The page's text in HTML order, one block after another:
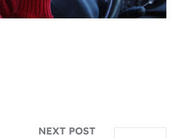
NEXT POST